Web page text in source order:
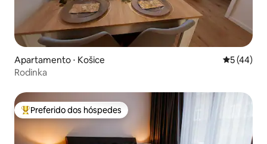
Apartamento ⋅ Košice 5 de uma
5 (44)
Rodinka
Entre os melhores preferidos dos hóspedes
Preferido dos hóspedes